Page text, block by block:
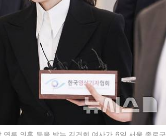
루 의혹 등을 받는 김건희 여사가 6일 서울 종로구